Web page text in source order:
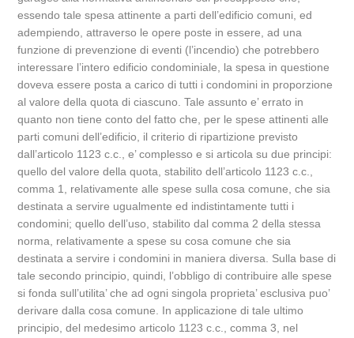
essendo tale spesa attinente a parti dell’edificio comuni, ed
adempiendo, attraverso le opere poste in essere, ad una
funzione di prevenzione di eventi (l’incendio) che potrebbero
interessare l’intero edificio condominiale, la spesa in questione
doveva essere posta a carico di tutti i condomini in proporzione
al valore della quota di ciascuno. Tale assunto e’ errato in
quanto non tiene conto del fatto che, per le spese attinenti alle
parti comuni dell’edificio, il criterio di ripartizione previsto
dall’articolo 1123 c.c., e’ complesso e si articola su due principi:
quello del valore della quota, stabilito dell’articolo 1123 c.c.,
comma 1, relativamente alle spese sulla cosa comune, che sia
destinata a servire ugualmente ed indistintamente tutti i
condomini; quello dell’uso, stabilito dal comma 2 della stessa
norma, relativamente a spese su cosa comune che sia
destinata a servire i condomini in maniera diversa. Sulla base di
tale secondo principio, quindi, l’obbligo di contribuire alle spese
si fonda sull’utilita’ che ad ogni singola proprieta’ esclusiva puo’
derivare dalla cosa comune. In applicazione di tale ultimo
principio, del medesimo articolo 1123 c.c., comma 3, nel